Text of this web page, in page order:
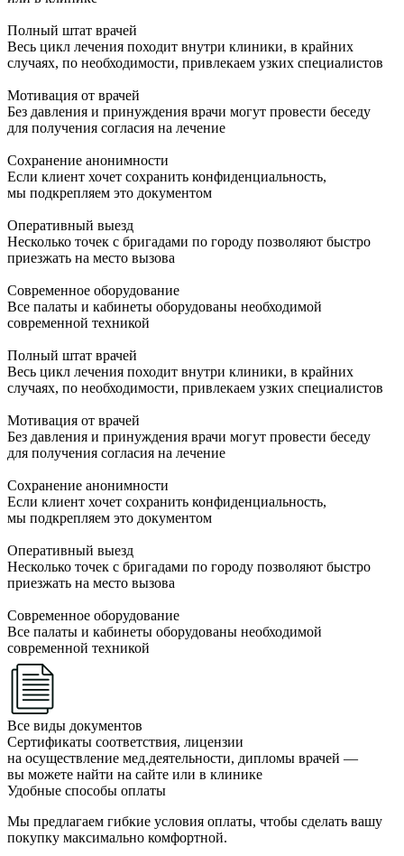
Полный штат врачей
Весь цикл лечения походит внутри клиники, в крайних
случаях, по необходимости, привлекаем узких специалистов
Мотивация от врачей
Без давления и принуждения врачи могут провести беседу
для получения согласия на лечение
Сохранение анонимности
Если клиент хочет сохранить конфиденциальность,
мы подкрепляем это документом
Оперативный выезд
Несколько точек с бригадами по городу позволяют быстро
приезжать на место вызова
Современное оборудование
Все палаты и кабинеты оборудованы необходимой
современной техникой
Полный штат врачей
Весь цикл лечения походит внутри клиники, в крайних
случаях, по необходимости, привлекаем узких специалистов
Мотивация от врачей
Без давления и принуждения врачи могут провести беседу
для получения согласия на лечение
Сохранение анонимности
Если клиент хочет сохранить конфиденциальность,
мы подкрепляем это документом
Оперативный выезд
Несколько точек с бригадами по городу позволяют быстро
приезжать на место вызова
Современное оборудование
Все палаты и кабинеты оборудованы необходимой
современной техникой
Все виды документов
Сертификаты соответствия, лицензии
на осуществление мед.деятельности, дипломы врачей —
вы можете найти на сайте или в клинике
Удобные способы оплаты
Мы предлагаем гибкие условия оплаты, чтобы сделать вашу
покупку максимально комфортной.